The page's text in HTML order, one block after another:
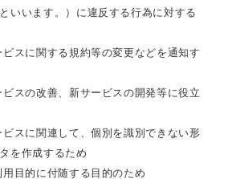
いいます。）に違反する行為に対する
ビスに関する規約等の変更などを通知す
ビスの改善、新サービスの開発等に役立
ビスに関連して、個別を識別できない形
を作成するため
用目的に付随する目的のため